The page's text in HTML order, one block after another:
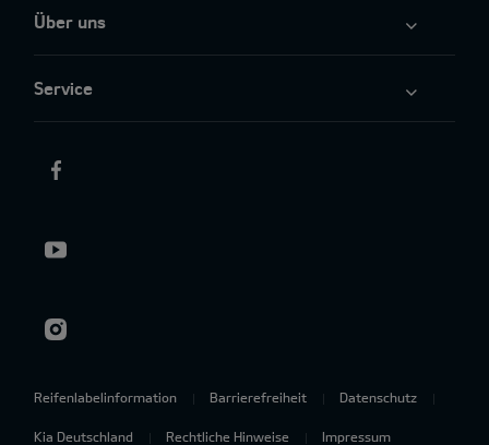
Über uns
Service
Reifenlabelinformation Barrierefreiheit Datenschutz
Kia Deutschland Rechtliche Hinweise Impressum